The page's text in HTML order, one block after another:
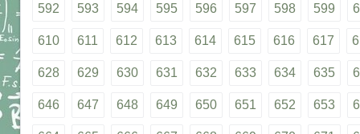
592 593 594 595 596 597 598 599
610 611 612 613 614 615 616 617
628 629 630 631 632 633 634 635
646 647 648 649 650 651 652 653